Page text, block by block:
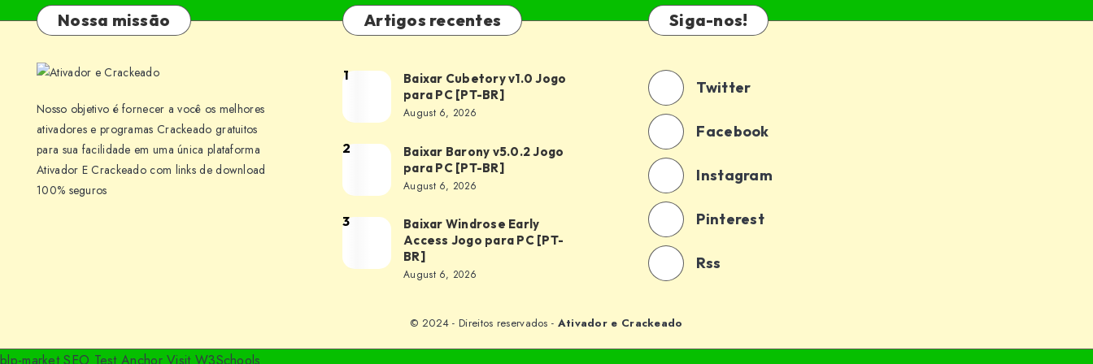
Nossa missão
Nosso objetivo é fornecer a você os melhores
ativadores e programas Crackeado gratuitos
para sua facilidade em uma única plataforma
Ativador E Crackeado com links de download
100% seguros
Artigos recentes
Baixar
v1.0
Jogo
PC
[PT-
1
Baixar Cubetory v1.0 Jogo
para PC [PT-BR]
August 6, 2026
Baixar
v5.0.2
Jogo
PC
2
Baixar Barony v5.0.2 Jogo
para PC [PT-BR]
August 6, 2026
Baixar
Early
3
Baixar Windrose Early
Access Jogo para PC [PT-
BR]
August 6, 2026
Siga-nos!
Twitter
Facebook
Instagram
Pinterest
Rss
© 2024 - Direitos reservados - Ativador e Crackeado